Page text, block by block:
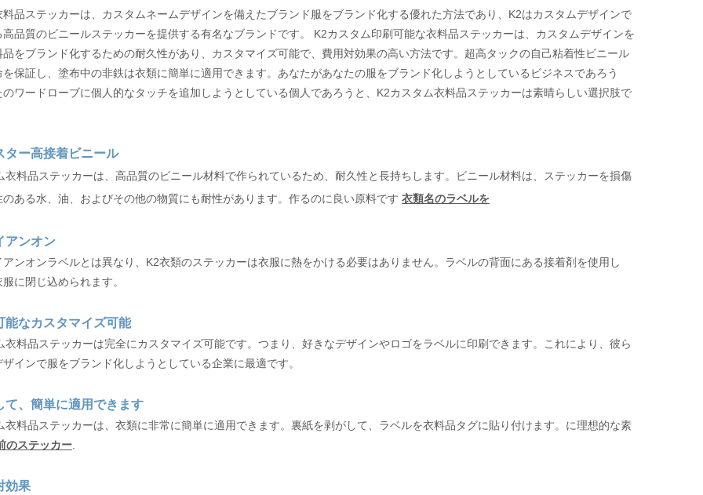
料品ステッカーは、カスタムネームデザインを備えたブランド服をブランド化する優れた方法であり、K2はカスタムデザインで
品質のビニールステッカーを提供する有名なブランドです。 K2カスタム印刷可能な衣料品ステッカーは、カスタムデザインを
品をブランド化するための耐久性があり、カスタマイズ可能で、費用対効果の高い方法です。超高タックの自己粘着性ビニール
保証し、塗布中の非鉄は衣類に簡単に適用できます。あなたがあなたの服をブランド化しようとしているビジネスであろう
のワードローブに個人的なタッチを追加しようとしている個人であろうと、K2カスタム衣料品ステッカーは素晴らしい選択肢で
ター高接着ビニール
衣料品ステッカーは、高品質のビニール材料で作られているため、耐久性と長持ちします。ビニール材料は、ステッカーを損傷
ある水、油、およびその他の物質にも耐性があります。作るのに良い原料です 衣類名のラベルを
アンオン
ンオンラベルとは異なり、K2衣類のステッカーは衣服に熱をかける必要はありません。ラベルの背面にある接着剤を使用し
に閉じ込められます。
能なカスタマイズ可能
衣料品ステッカーは完全にカスタマイズ可能です。つまり、好きなデザインやロゴをラベルに印刷できます。これにより、彼ら
インで服をブランド化しようとしている企業に最適です。
て、簡単に適用できます
衣料品ステッカーは、衣類に非常に簡単に適用できます。裏紙を剥がして、ラベルを衣料品タグに貼り付けます。に理想的な素
のステッカー
効果